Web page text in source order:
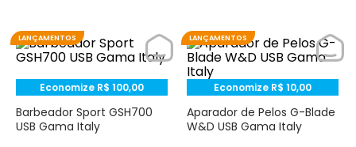
LANÇAMENTOS
Economize R$ 100,00
Barbeador Sport GSH700
USB Gama Italy
LANÇAMENTOS
Economize R$ 10,00
Aparador de Pelos G-Blade
W&D USB Gama Italy